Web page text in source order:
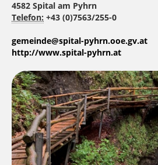
4582 Spital am Pyhrn
Telefon: +43 (0)7563/255-0
gemeinde@spital-pyhrn.ooe.gv.at
http://www.spital-pyhrn.at